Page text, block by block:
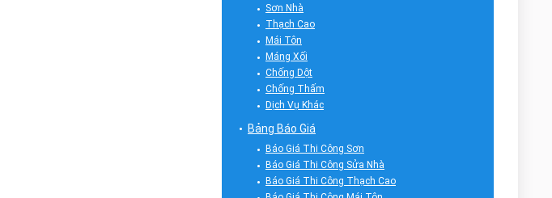
Sơn Nhà
Thạch Cao
Mái Tôn
Máng Xối
Chống Dột
Chống Thấm
Dịch Vụ Khác
Bảng Báo Giá
Báo Giá Thi Công Sơn
Báo Giá Thi Công Sửa Nhà
Báo Giá Thi Công Thạch Cao